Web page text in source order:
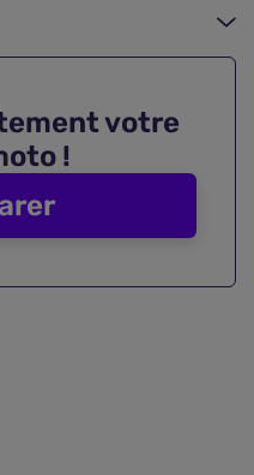
votre
!